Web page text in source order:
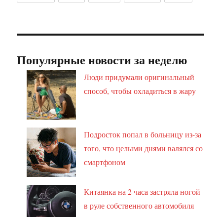
Популярные новости за неделю
Люди придумали оригинальный
способ, чтобы охладиться в жару
Подросток попал в больницу из-за
того, что целыми днями валялся со
смартфоном
Китаянка на 2 часа застряла ногой
в руле собственного автомобиля